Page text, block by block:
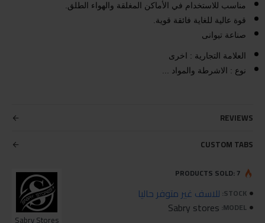
مناسب للاستخدام في الأماكن المغلقة والهواء الطلق‏.‏
قوة عالية للغاية فائقة قوية‏.‏
صناعة تيوانى
العلامة التجارية : اخرى
نوع : الاشرطة والمواد ...
REVIEWS
CUSTOM TABS
STOCK: للاسف غير متوفر حاليا
MODEL:
Sabry stores
Sabry Stores
PRODUCTS SOLD: 7